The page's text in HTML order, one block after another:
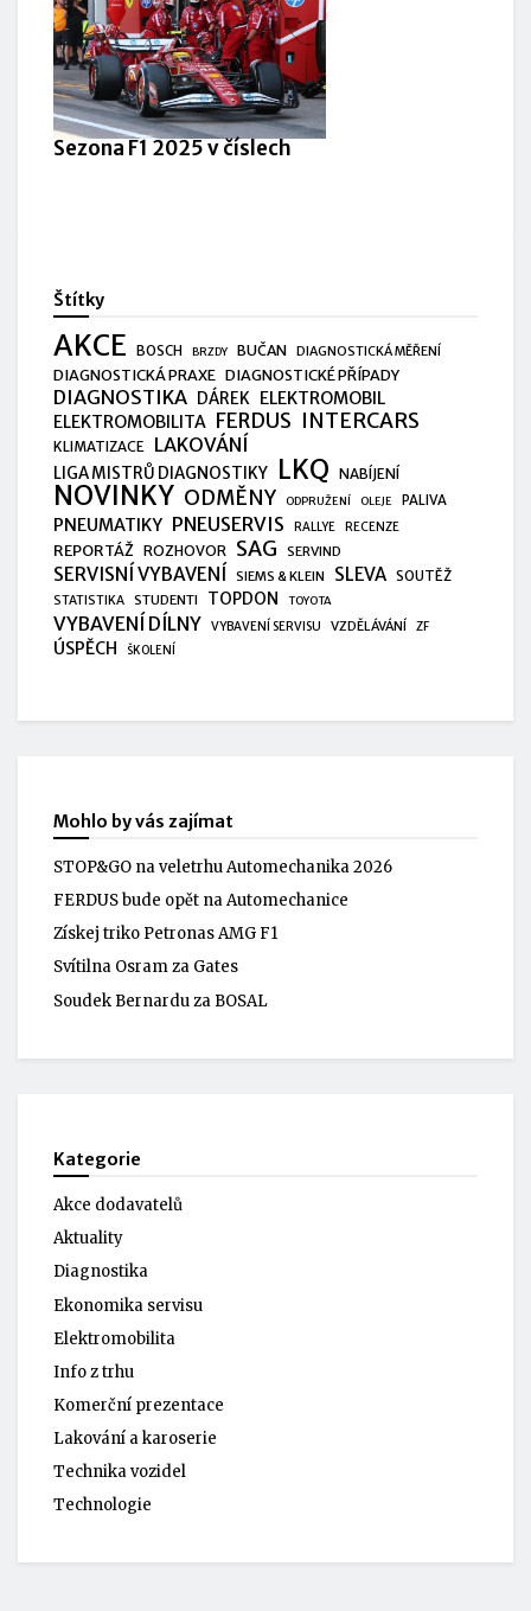
Sezona F1 2025 v číslech
Štítky
AKCE BOSCH BRZDY BUČAN DIAGNOSTICKÁ MĚŘENÍ
DIAGNOSTICKÁ PRAXE DIAGNOSTICKÉ PŘÍPADY
DIAGNOSTIKA DÁREK ELEKTROMOBIL
ELEKTROMOBILITA FERDUS INTERCARS
KLIMATIZACE LAKOVÁNÍ
LIGA MISTRŮ DIAGNOSTIKY LKQ NABÍJENÍ
NOVINKY ODMĚNY ODPRUŽENÍ OLEJE PALIVA
PNEUMATIKY PNEUSERVIS RALLYE RECENZE
REPORTÁŽ ROZHOVOR SAG SERVIND
SERVISNÍ VYBAVENÍ SIEMS & KLEIN SLEVA SOUTĚŽ
STATISTIKA STUDENTI TOPDON TOYOTA
VYBAVENÍ DÍLNY VYBAVENÍ SERVISU VZDĚLÁVÁNÍ ZF
ÚSPĚCH ŠKOLENÍ
Mohlo by vás zajímat
STOP&GO na veletrhu Automechanika 2026
FERDUS bude opět na Automechanice
Získej triko Petronas AMG F1
Svítilna Osram za Gates
Soudek Bernardu za BOSAL
Kategorie
Akce dodavatelů
Aktuality
Diagnostika
Ekonomika servisu
Elektromobilita
Info z trhu
Komerční prezentace
Lakování a karoserie
Technika vozidel
Technologie